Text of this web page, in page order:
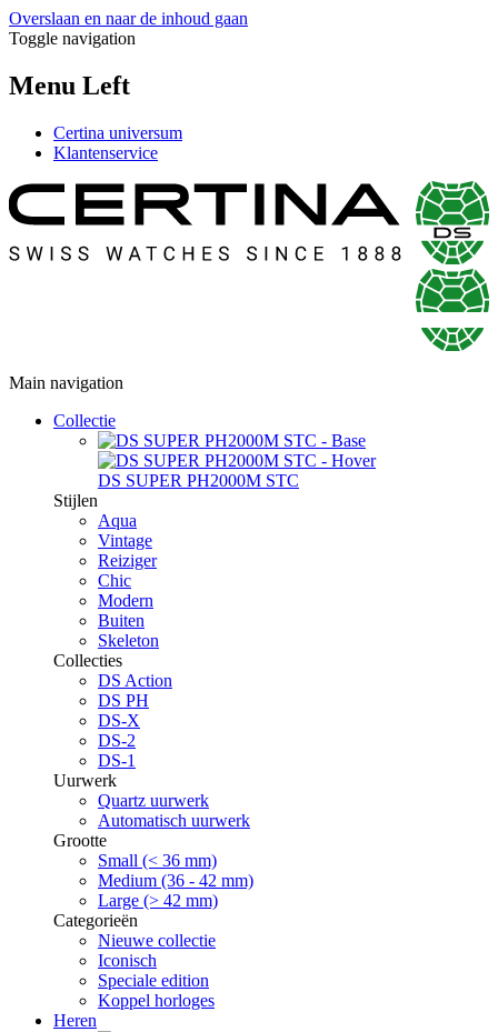
Overslaan en naar de inhoud gaan
Toggle navigation
Menu Left
Certina universum
Klantenservice
Main navigation
Collectie
DS SUPER PH2000M STC
Stijlen
Aqua
Vintage
Reiziger
Chic
Modern
Buiten
Skeleton
Collecties
DS Action
DS PH
DS-X
DS-2
DS-1
Uurwerk
Quartz uurwerk
Automatisch uurwerk
Grootte
Small (< 36 mm)
Medium (36 - 42 mm)
Large (> 42 mm)
Categorieën
Nieuwe collectie
Iconisch
Speciale edition
Koppel horloges
Heren